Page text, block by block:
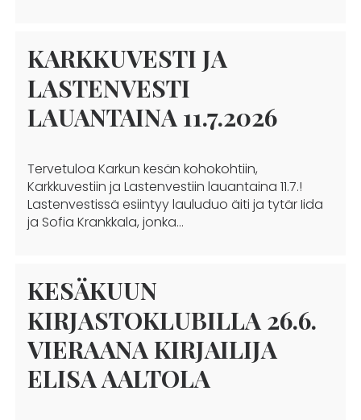
KARKKUVESTI JA
LASTENVESTI
LAUANTAINA 11.7.2026
Tervetuloa Karkun kesän kohokohtiin,
Karkkuvestiin ja Lastenvestiin lauantaina 11.7.!
Lastenvestissä esiintyy lauluduo äiti ja tytär Iida
ja Sofia Krankkala, jonka…
KESÄKUUN
KIRJASTOKLUBILLA 26.6.
VIERAANA KIRJAILIJA
ELISA AALTOLA